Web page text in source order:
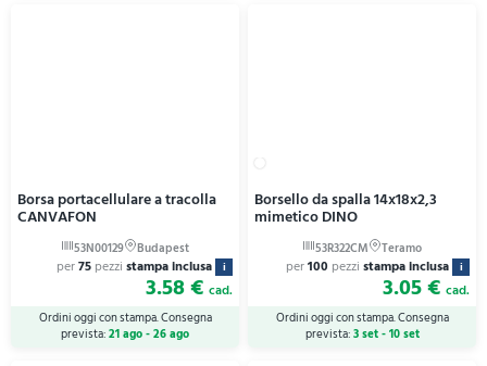
Borsa portacellulare a tracolla
CANVAFON
per75 pezzi stampa inclusa i
3.58 € cad.
Ordini oggi con stampa. Consegna
prevista:21 ago - 26 ago
Borsello da spalla 14x18x2,3
mimetico DINO
per100 pezzi stampa inclusa i
3.05 € cad.
Ordini oggi con stampa. Consegna
prevista:3 set - 10 set